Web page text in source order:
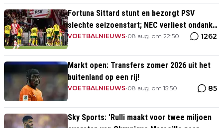
Fortuna Sittard stunt en bezorgt PSV
slechte seizoenstart; NEC verliest ondanks
assist Tadic
VOETBALNIEUWS•08 aug. om 22:50 1262
Markt open: Transfers zomer 2026 uit het
buitenland op een rij!
VOETBALNIEUWS•08 aug. om 15:50 85
Sky Sports: 'Rulli maakt voor twee miljoen